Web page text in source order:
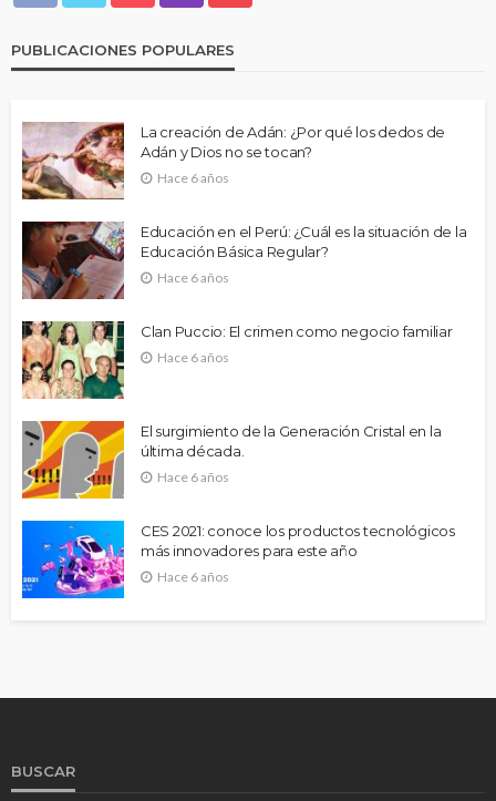
PUBLICACIONES POPULARES
La creación de Adán: ¿Por qué los dedos de
Adán y Dios no se tocan?
Hace 6 años
Educación en el Perú: ¿Cuál es la situación de la
Educación Básica Regular?
Hace 6 años
Clan Puccio: El crimen como negocio familiar
Hace 6 años
El surgimiento de la Generación Cristal en la
última década.
Hace 6 años
CES 2021: conoce los productos tecnológicos
más innovadores para este año
Hace 6 años
BUSCAR